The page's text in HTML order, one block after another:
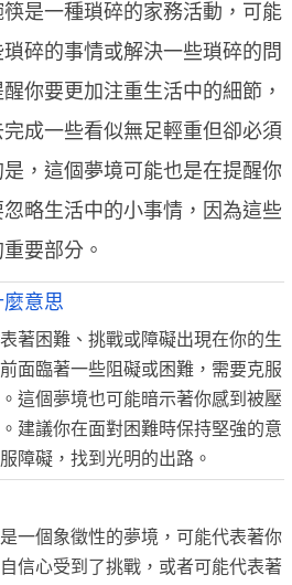
是一種瑣碎的家務活動，可能
碎的事情或解決一些瑣碎的問
你要更加注重生活中的細節，
成一些看似無足輕重但卻必須
，這個夢境可能也是在提醒你
略生活中的小事情，因為這些
要部分。
意思
著困難、挑戰或障礙出現在你的生
面臨著一些阻礙或困難，需要克服
這個夢境也可能暗示著你感到被壓
建議你在面對困難時保持堅強的意
障礙，找到光明的出路。
一個象徵性的夢境，可能代表著你
信心受到了挑戰，或者可能代表著